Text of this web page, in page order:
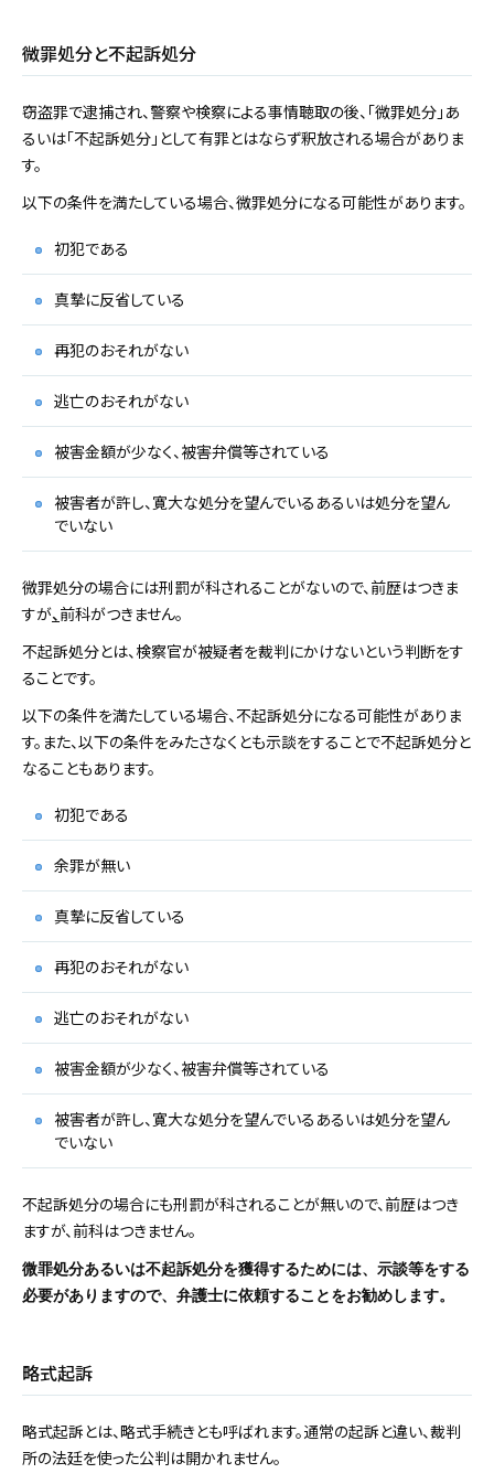
微罪処分と不起訴処分
窃盗罪で逮捕され、警察や検察による事情聴取の後、「微罪処分」あ
るいは「不起訴処分」として有罪とはならず釈放される場合がありま
す。
以下の条件を満たしている場合、微罪処分になる可能性があります。
初犯である
真摯に反省している
再犯のおそれがない
逃亡のおそれがない
被害金額が少なく、被害弁償等されている
被害者が許し、寛大な処分を望んでいるあるいは処分を望ん
でいない
微罪処分の場合には刑罰が科されることがないので、前歴はつきま
すが、前科がつきません。
不起訴処分とは、検察官が被疑者を裁判にかけないという判断をす
ることです。
以下の条件を満たしている場合、不起訴処分になる可能性がありま
す。また、以下の条件をみたさなくとも示談をすることで不起訴処分と
なることもあります。
初犯である
余罪が無い
真摯に反省している
再犯のおそれがない
逃亡のおそれがない
被害金額が少なく、被害弁償等されている
被害者が許し、寛大な処分を望んでいるあるいは処分を望ん
でいない
不起訴処分の場合にも刑罰が科されることが無いので、前歴はつき
ますが、前科はつきません。
微罪処分あるいは不起訴処分を獲得するためには、示談等をする
必要がありますので、弁護士に依頼することをお勧めします。
略式起訴
略式起訴とは、略式手続きとも呼ばれます。通常の起訴と違い、裁判
所の法廷を使った公判は開かれません。